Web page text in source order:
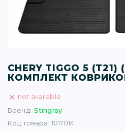
CHERY TIGGO 5
КОМПЛЕКТ
not available
Бренд: Stingray
Код товара: 1017014